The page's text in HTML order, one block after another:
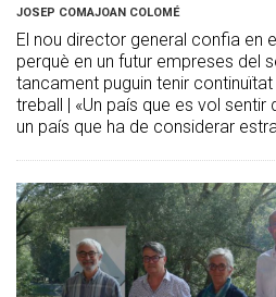
JOSEP COMAJOAN COLOMÉ
El nou director general confia en
perquè en un futur empreses del
tancament puguin tenir
treball | «Un país que es vol
un país que ha de considerar